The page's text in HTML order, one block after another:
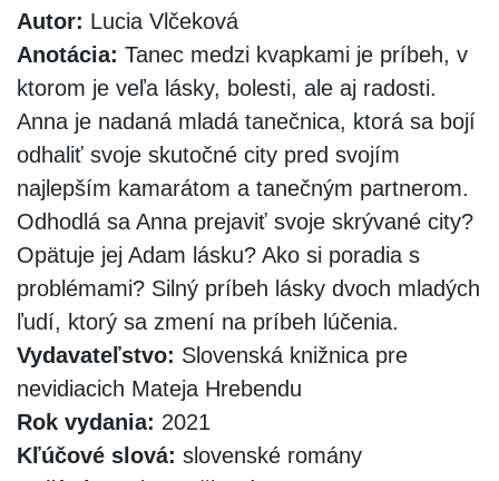
Autor: Lucia Vlčeková
Anotácia: Tanec medzi kvapkami je príbeh, v
ktorom je veľa lásky, bolesti, ale aj radosti.
Anna je nadaná mladá tanečnica, ktorá sa bojí
odhaliť svoje skutočné city pred svojím
najlepším kamarátom a tanečným partnerom.
Odhodlá sa Anna prejaviť svoje skrývané city?
Opätuje jej Adam lásku? Ako si poradia s
problémami? Silný príbeh lásky dvoch mladých
ľudí, ktorý sa zmení na príbeh lúčenia.
Vydavateľstvo: Slovenská knižnica pre
nevidiacich Mateja Hrebendu
Rok vydania: 2021
Kľúčové slová: slovenské romány